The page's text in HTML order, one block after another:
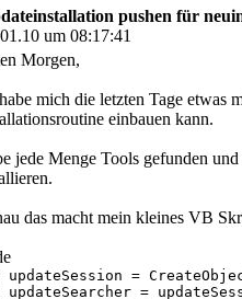
pushen für
um 08:17:41
Morgen,
mich die letzten Tage etwas
einbauen kann.
jede Menge Tools gefunden
das macht mein kleines VB
updateSession =
updateSearcher =